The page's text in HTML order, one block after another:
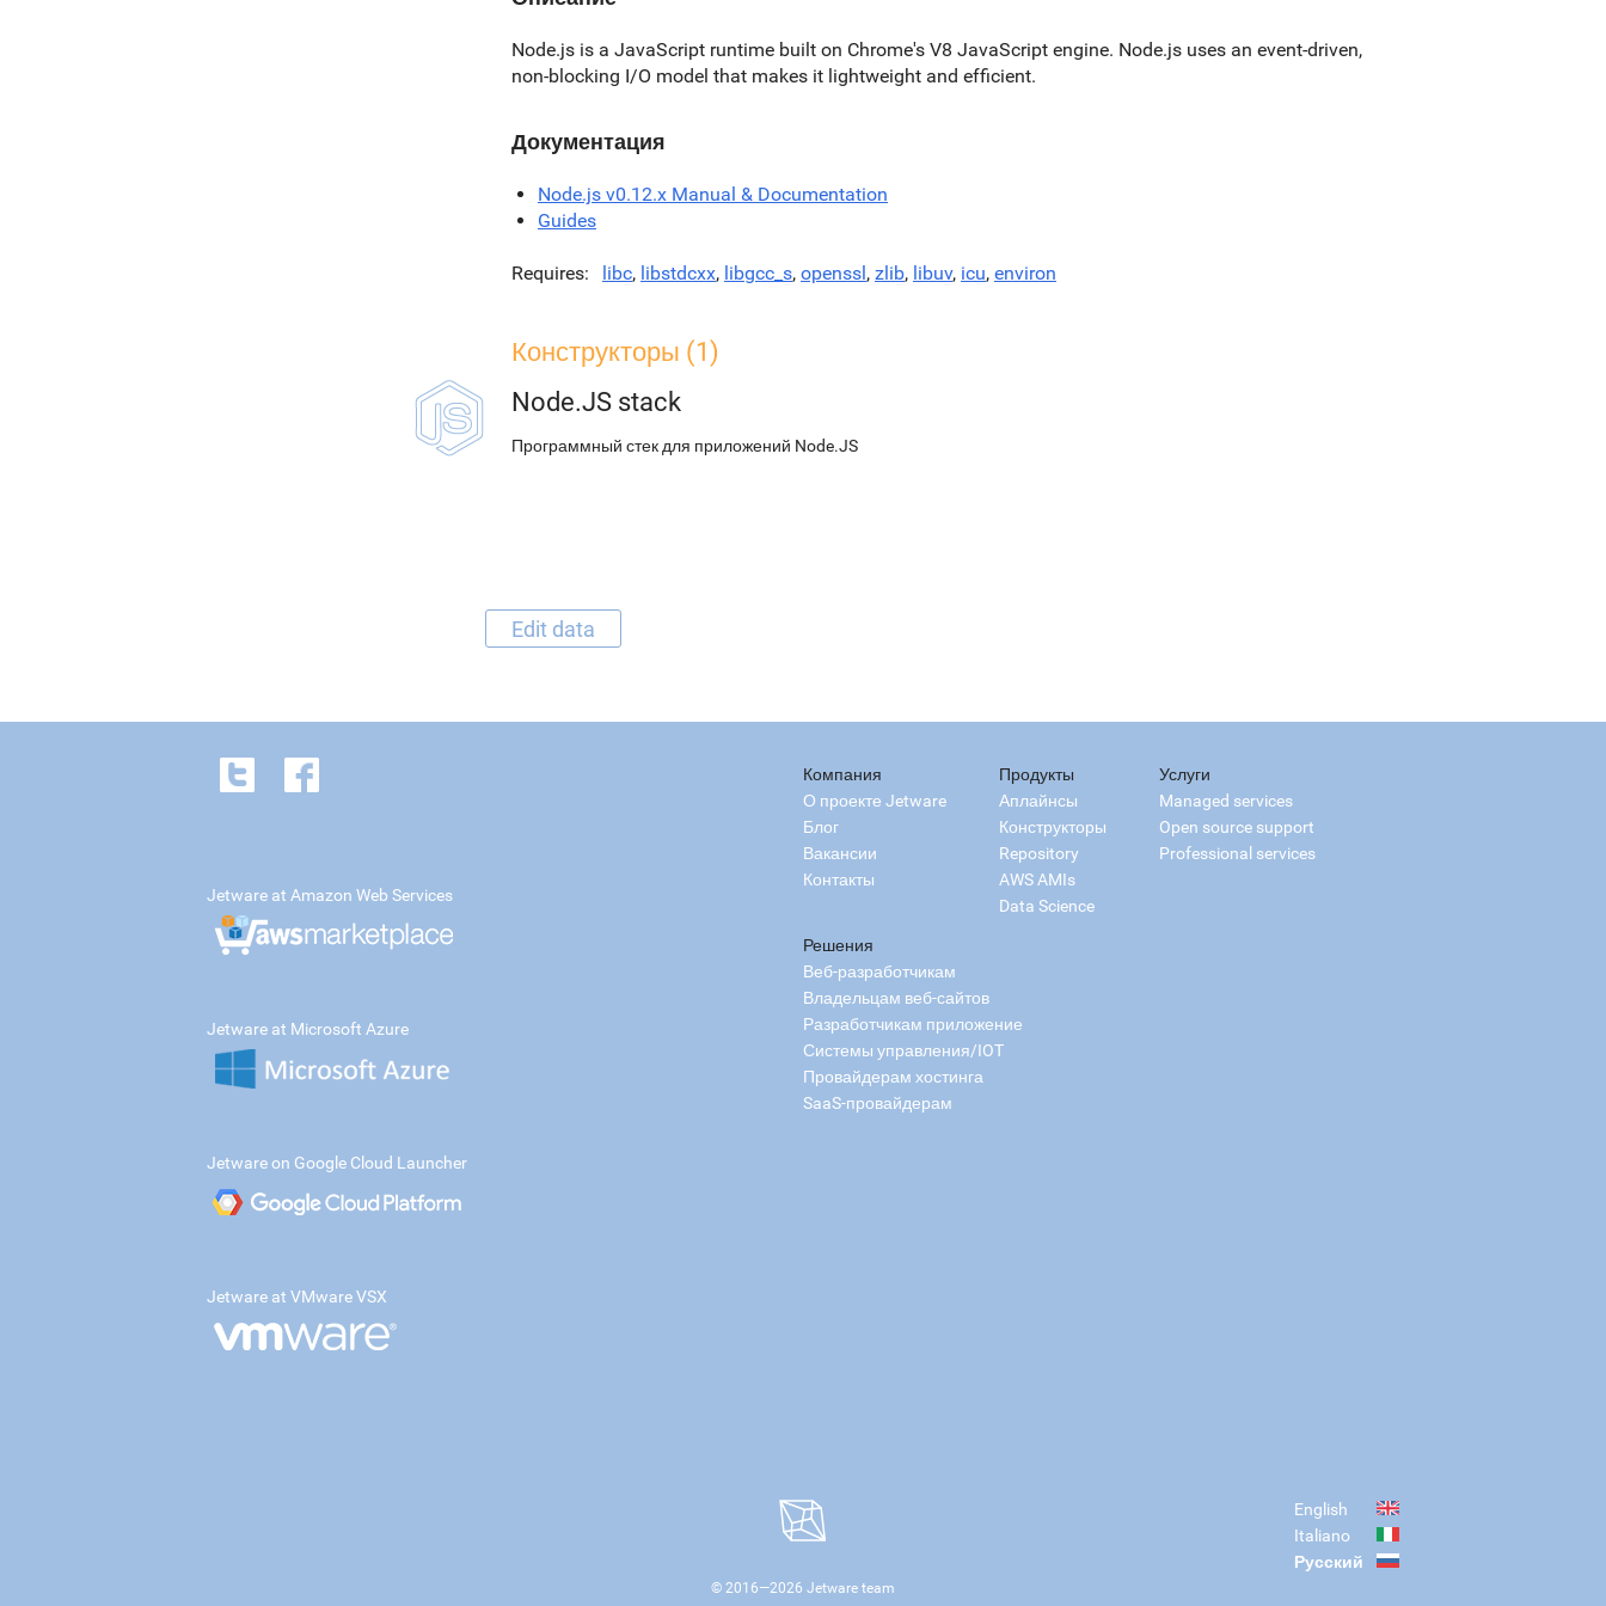
Node.js is a JavaScript runtime built on Chrome's V8 JavaScript engine. Node.js uses an event-driven,
non-blocking I/O model that makes it lightweight and efficient.
Документация
Node.js v0.12.x Manual & Documentation
Guides
Requires libc, libstdcxx, libgcc_s, openssl, zlib, libuv, icu, environ
Конструкторы (1)
Node.JS stack
Программный стек для приложений Node.JS
Edit data
Компания
О проекте Jetware
Блог
Вакансии
Контакты
Продукты
Аплайнсы
Конструкторы
Repository
AWS AMIs
Data Science
Услуги
Managed services
Open source support
Professional services
Решения
Веб-разработчикам
Владельцам веб-сайтов
Разработчикам приложение
Системы управления/IOT
Провайдерам хостинга
SaaS-провайдерам
Jetware at Amazon Web Services
Jetware at Microsoft Azure
Jetware on Google Cloud Launcher
Jetware at VMware VSX
English
Italiano
Русский
© 2016—2026 Jetware team